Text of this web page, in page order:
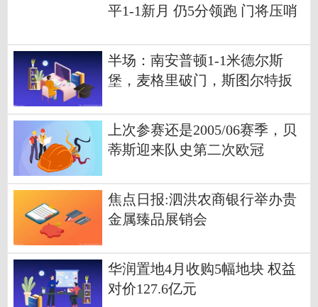
平1-1新月 仍5分领跑 门将压哨
半场：南安普顿1-1米德尔斯
堡，麦格里破门，斯图尔特扳
上次参赛还是2005/06赛季，贝
蒂斯迎来队史第二次欧冠
焦点日报:泗洪农商银行举办贵
金属臻品展销会
华润置地4月收购5幅地块 权益
对价127.6亿元